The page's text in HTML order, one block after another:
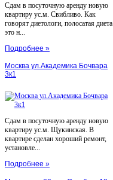
Сдам в посуточную аренду новую
квартиру ус.м. Свибливо. Как
говорят диетологи, полосатая диета
это н...
Подробнее »
Москва ул.Академика Бочвара
3к1
Сдам в посуточную аренду новую
квартиру ус.м. Щукинская. В
квартире сделан хороший ремонт,
установле...
Подробнее »